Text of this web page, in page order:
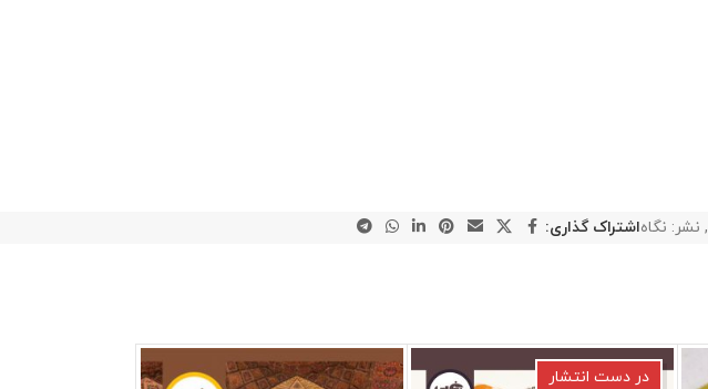
, نشر: نگاهاشتراک گذاری:
در دست انتشار